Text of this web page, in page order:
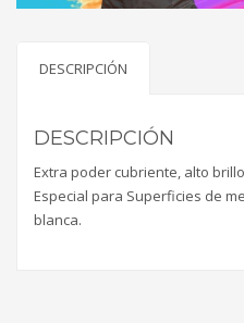
DESCRIPCIÓN
DESCRIPCIÓN
Extra poder cubriente, alto
Especial para Superficies de
blanca.